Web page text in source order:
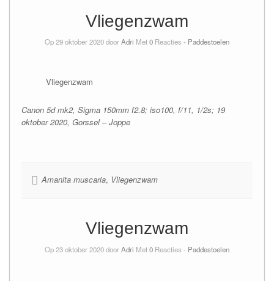
Vliegenzwam
Op 29 oktober 2020 doorAdri Met0 Reacties - Paddestoelen
Vliegenzwam
Canon 5d mk2, Sigma 150mm f2.8; iso100, f/11, 1/2s; 19
oktober 2020, Gorssel – Joppe
Amanita muscaria, Vliegenzwam
Vliegenzwam
Op 23 oktober 2020 doorAdri Met0 Reacties - Paddestoelen